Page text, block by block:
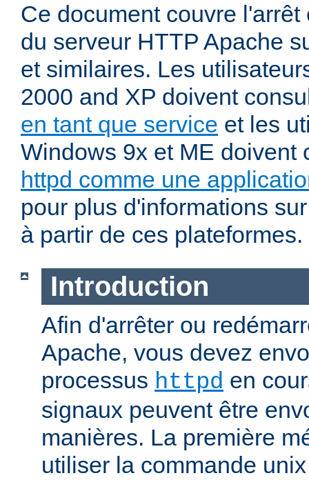
Ce document couvre
du serveur HTTP Apache
et similaires. Les
2000 and XP doivent
en tant que service et les
Windows 9x et ME doivent
httpd comme une
pour plus d'informations
à partir de ces plateformes.
Introduction
Afin d'arrêter ou
Apache, vous devez
processus httpd en
signaux peuvent être
manières. La première
utiliser la commande